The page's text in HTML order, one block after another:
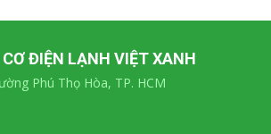
ĐIỆN LẠNH VIỆT XANH
Phú Thọ Hòa, TP. HCM